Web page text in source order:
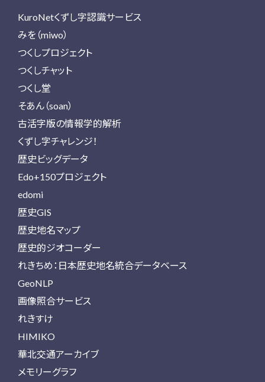
KuroNetくずし字認識サービス
みを（miwo）
つくしプロジェクト
つくしチャット
つくし堂
そあん（soan）
古活字版の情報学的解析
くずし字チャレンジ！
歴史ビッグデータ
Edo+150プロジェクト
edomi
歴史GIS
歴史地名マップ
歴史的ジオコーダー
れきちめ：日本歴史地名統合データベース
GeoNLP
画像照合サービス
れきすけ
HIMIKO
華北交通アーカイブ
メモリーグラフ